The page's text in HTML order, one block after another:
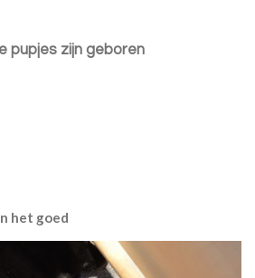
pupjes zijn geboren
het goed